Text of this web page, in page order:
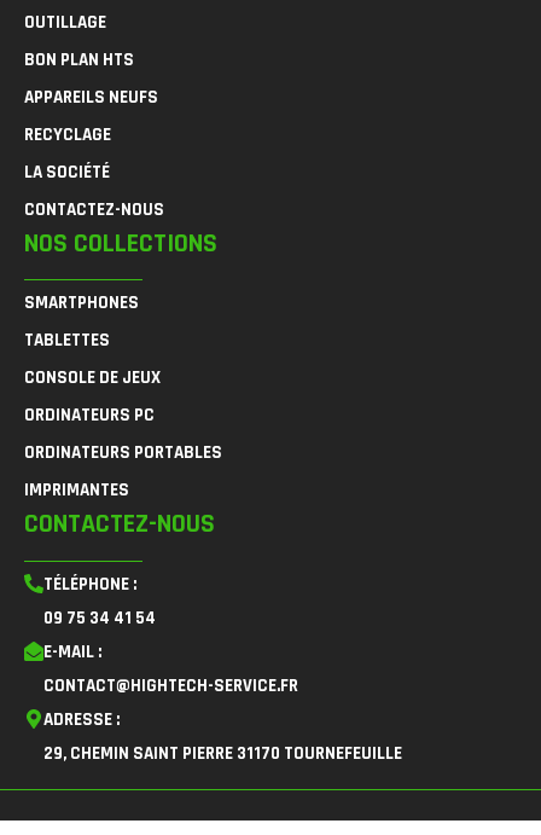
OUTILLAGE
BON PLAN HTS
APPAREILS NEUFS
RECYCLAGE
LA SOCIÉTÉ
CONTACTEZ-NOUS
NOS COLLECTIONS
SMARTPHONES
TABLETTES
CONSOLE DE JEUX
ORDINATEURS PC
ORDINATEURS PORTABLES
IMPRIMANTES
CONTACTEZ-NOUS
TÉLÉPHONE :
09 75 34 41 54
E-MAIL :
CONTACT@HIGHTECH-SERVICE.FR
ADRESSE :
29, CHEMIN SAINT PIERRE 31170 TOURNEFEUILLE
F I L